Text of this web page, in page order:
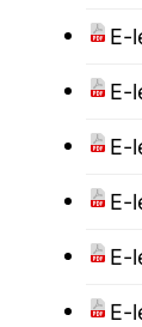
E-
E-
E-
E-
E-
E-